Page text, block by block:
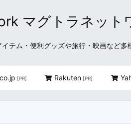
マグトラネット
テム・便利グッズや旅行・映画など多
[PR] Rakuten [PR]